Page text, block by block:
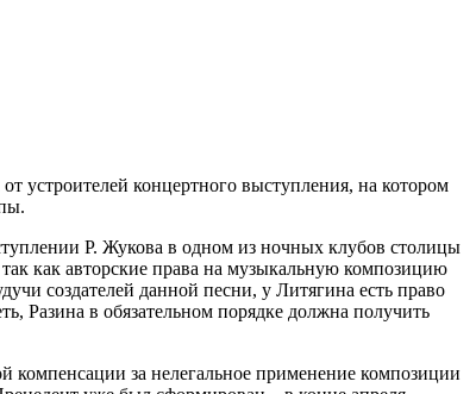
устроителей концертного выступления, на котором
Р. Жукова в одном из ночных клубов столицы
как авторские права на музыкальную композицию
создателей данной песни, у Литягина есть право
Разина в обязательном порядке должна получить
компенсации за нелегальное применение композиции